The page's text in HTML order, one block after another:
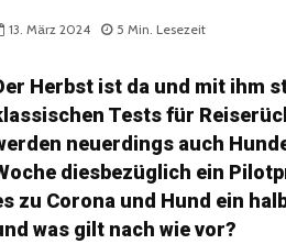
13. März 2024 5 Min. Lesezeit
Herbst ist da und mit ihm
Tests für
neuerdings auch
diesbezüglich ein
zu Corona und Hund ein
was gilt nach wie vor?